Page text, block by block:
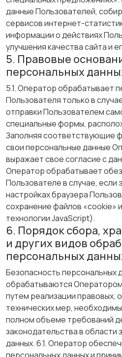
данные Пользователей,
сервисов интернет-
информации о действиях
улучшения качества сайта и
5. Правовые
персональных
5.1. Оператор обрабатывает
Пользователя только в
отправки Пользователем
специальные формы,
Заполняя соответствующие
свои персональные данные
выражает свое согласие с
Оператор обрабатывает
Пользователе в случае, если
настройках браузера
сохранение файлов «cookie»
технологии JavaScript).
6. Порядок сбора,
и других видов
персональных
Безопасность персональных
обрабатываются
путем реализации правовых,
технических мер,
полном объеме требований
законодательства в области
данных. 6.1. Оператор